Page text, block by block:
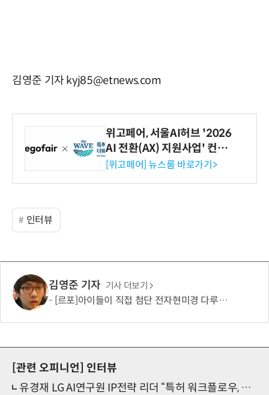
김영준 기자 kyj85@etnews.com
위고페어, 서울AI허브 '2026
AI 전환(AX) 지원사업' 컨소
시엄 선정
[위고페어] 뉴스룸 바로가기>
인터뷰
김영준 기자 기사 더보기
[르포]아이들이 직접 첨단 전자현미경 다루며 과학원리 체득...과학체험 제공 '주니어닥터' 현장
[관련 오피니언]
인터뷰
유경재 LG AI연구원 IP전략 리더 “특허 워크플로우, 기업과 대리인이 함께 쓰는 공통 인프라로”